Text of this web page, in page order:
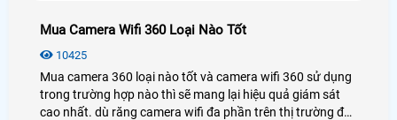
Mua Camera Wifi 360 Loại Nào Tốt
10425
Mua camera 360 loại nào tốt và camera wifi 360 sử dụng
trong trường hợp nào thì sẽ mang lại hiệu quả giám sát
cao nhất. dù răng camera wifi đa phần trên thị trường đều